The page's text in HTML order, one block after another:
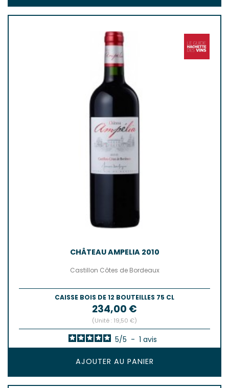
CHÂTEAU AMPELIA 2010
Castillon Côtes de Bordeaux
CAISSE BOIS DE 12 BOUTEILLES 75 CL
Prix
234,00 €
(Unité : 19,50 €)
5/5 - 1 avis
AJOUTER AU PANIER